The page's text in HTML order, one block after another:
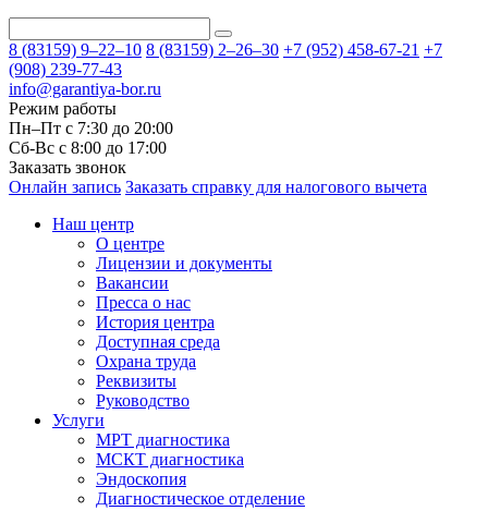
8 (83159) 9–22–10 8 (83159) 2–26–30 +7 (952) 458-67-21 +7
(908) 239-77-43
info@garantiya-bor.ru
Режим работы
Пн–Пт с 7:30 до 20:00
Cб-Вс с 8:00 до 17:00
Заказать звонок
Онлайн запись Заказать справку для налогового вычета
Наш центр
О центре
Лицензии и документы
Вакансии
Пресса о нас
История центра
Доступная среда
Охрана труда
Реквизиты
Руководство
Услуги
МРТ диагностика
МСКТ диагностика
Эндоскопия
Диагностическое отделение